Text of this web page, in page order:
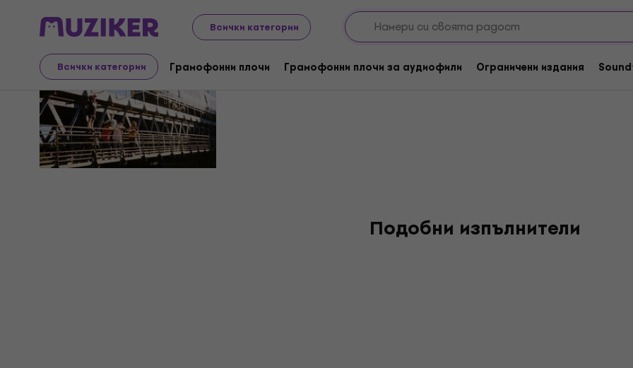
Всички категории
Всички категории Грамофонни плочи Грамофонни плочи за аудиофили Ограничени издания
Spiritual Mafia
Подобни изпълнители